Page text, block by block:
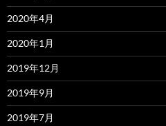
2020年4月
2020年1月
2019年12月
2019年9月
2019年7月